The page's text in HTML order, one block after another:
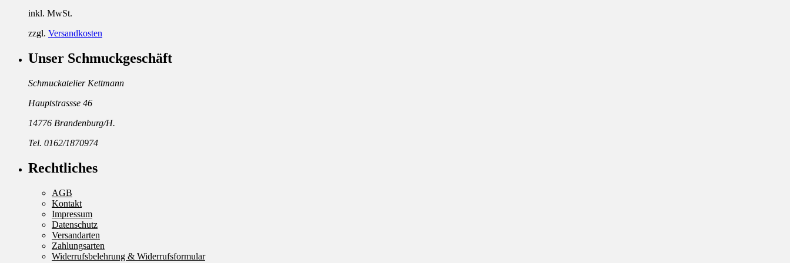
inkl. MwSt.
zzgl. Versandkosten
Unser Schmuckgeschäft
Schmuckatelier Kettmann
Hauptstrassse 46
14776 Brandenburg/H.
Tel. 0162/1870974
Rechtliches
AGB
Kontakt
Impressum
Datenschutz
Versandarten
Zahlungsarten
Widerrufsbelehrung & Widerrufsformular